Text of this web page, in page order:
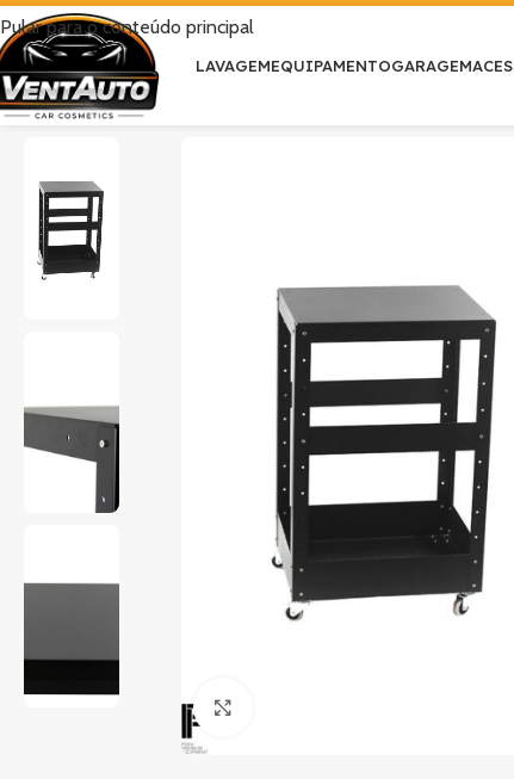
Pular para o conteúdo principal
LAVAGEMEQUIPAMENTOGARAGEM